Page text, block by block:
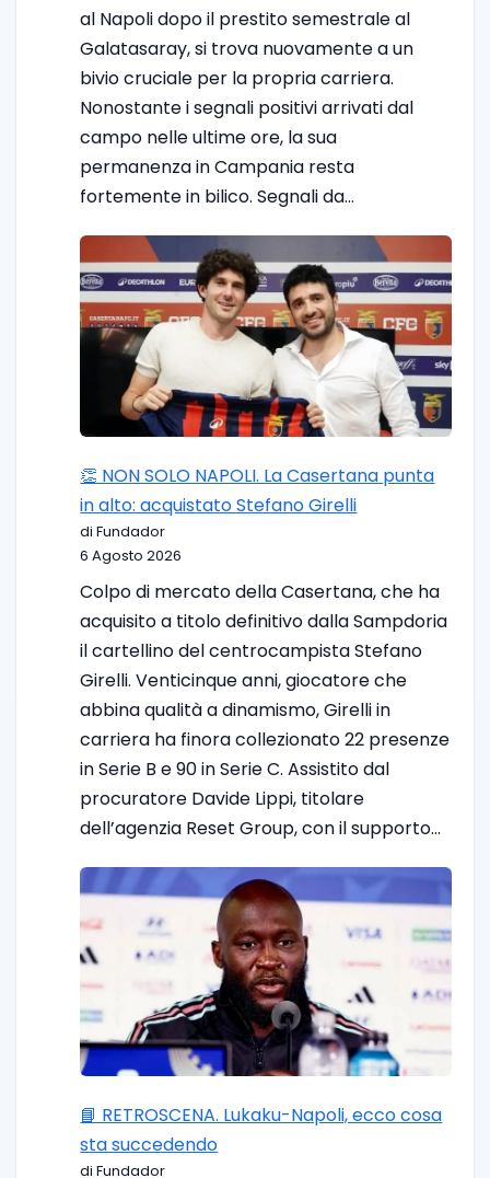
al Napoli dopo il prestito semestrale al
Galatasaray, si trova nuovamente a un
bivio cruciale per la propria carriera.
Nonostante i segnali positivi arrivati dal
campo nelle ultime ore, la sua
permanenza in Campania resta
fortemente in bilico. Segnali da…
👏 NON SOLO NAPOLI. La Casertana punta
in alto: acquistato Stefano Girelli
di Fundador
6 Agosto 2026
Colpo di mercato della Casertana, che ha
acquisito a titolo definitivo dalla Sampdoria
il cartellino del centrocampista Stefano
Girelli. Venticinque anni, giocatore che
abbina qualità a dinamismo, Girelli in
carriera ha finora collezionato 22 presenze
in Serie B e 90 in Serie C. Assistito dal
procuratore Davide Lippi, titolare
dell’agenzia Reset Group, con il supporto…
📘 RETROSCENA. Lukaku-Napoli, ecco cosa
sta succedendo
di Fundador